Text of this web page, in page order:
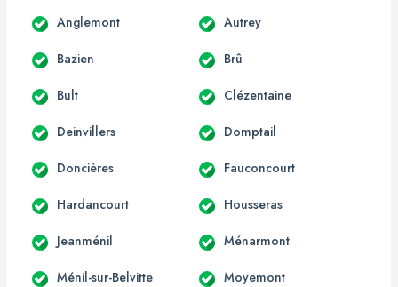
Anglemont Autrey
Bazien Brû
Bult Clézentaine
Deinvillers Domptail
Doncières Fauconcourt
Hardancourt Housseras
Jeanménil Ménarmont
Ménil-sur-Belvitte Moyemont